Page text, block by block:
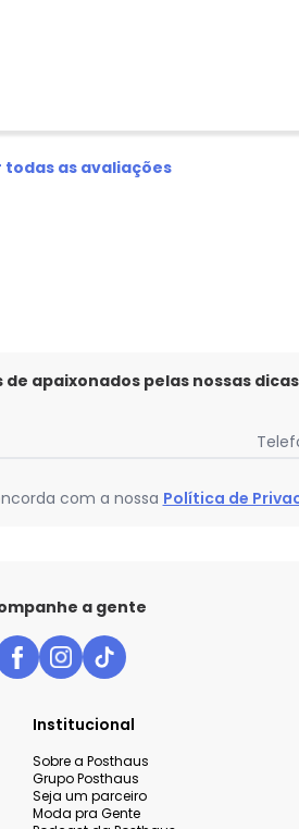
todas as avaliações
apaixonados pelas nossas
com a nossa Política de
a gente
Institucional
Sobre a Posthaus
Grupo Posthaus
Seja um parceiro
Moda pra Gente